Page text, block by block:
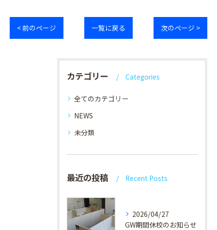
< 前のページ 一覧に戻る 次のページ >
カテゴリー Categories
全てのカテゴリー
NEWS
未分類
最近の投稿 Recent Posts
2026/04/27
GW期間休校のお知らせ